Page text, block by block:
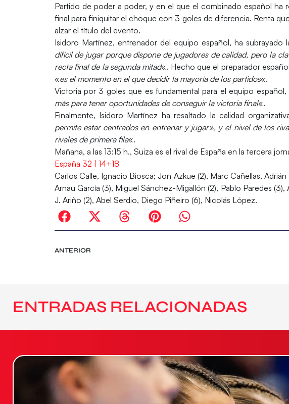
Partido de poder a poder, y en el que el combinado español ha
final para finiquitar el choque con 3 goles de diferencia. Renta
alzar el título del evento.
Isidoro Martínez, entrenador del equipo español, ha
difícil de jugar porque dispone de jugadores de calidad, pero la
recta final de la segunda mitad«. Hecho que el preparador
«es el momento en el que decidir la mayoría de los partidos«.
Victoria por 3 goles que es fundamental para el equipo
más para tener oportunidades de conseguir la victoria final«.
Finalmente, Isidoro Martínez ha resaltado la calidad
permite estar centrados en entrenar y jugar», y el nivel de los
rivales de primera fila«.
Mañana, a las 13:15 h., Suiza es el rival de España en la tercera
España 32 | 14+18
Carlos Calle, Ignacio Biosca; Jon Azkue (2), Marc Cañellas, Adrián
Arnau García (3), Miguel Sánchez-Migallón (2), Pablo Paredes
J. Ariño (2), Abel Serdio, Diego Piñeiro (6), Nicolás López.
ANTERIOR
ENTRADAS RELACIONADAS